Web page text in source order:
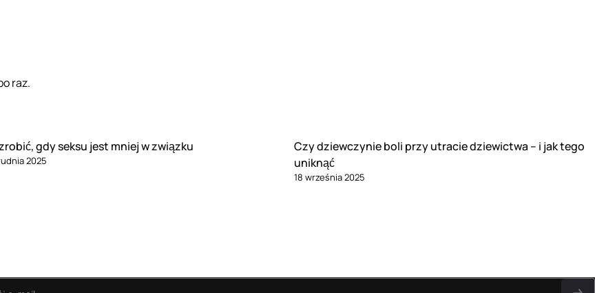
raz.
gdy seksu jest mniej w związku
2025
Czy dziewczynie boli przy utracie dziewictwa – i jak tego
uniknąć
18 września 2025